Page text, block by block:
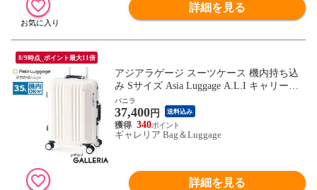
詳細を見る
8/9時点_ポイント最大11倍
アジアラゲージ スーツケース 機内持ち込
み Sサイズ Asia Luggage A.L.I キャリーケ
ース 軽量 軽い ストッパー 静音 フレーム 3
5L 1泊 2泊 1～2泊 TSロック メンズ レディ
ース デカかるEdge ALI-070R-18
バニラ
37,400円 送料込み
340
ギャレリア Bag＆Luggage
詳細を見る